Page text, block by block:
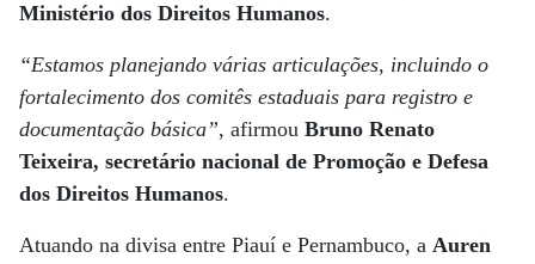
Ministério dos Direitos Humanos.
“Estamos planejando várias articulações, incluindo o
fortalecimento dos comitês estaduais para registro e
documentação básica”, afirmou Bruno Renato
Teixeira, secretário nacional de Promoção e Defesa
dos Direitos Humanos.
Atuando na divisa entre Piauí e Pernambuco, a Auren